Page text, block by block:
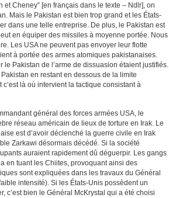
et Cheney” [en français dans le texte – Ndlr], on
Mais le Pakistan est bien trop grand et les États-
dans une telle entreprise. De plus, le Pakistan est
en équiper des missiles à moyenne portée. Nous
Les USA ne peuvent pas envoyer leur flotte
à portée des armes atomiques pakistanaises.
le Pakistan de l’arme de dissuasion étaient justifiés.
en restant en dessous de la limite
là où intervient la tactique consistant à
général des forces armées USA, le
réseau américain de lieux de torture en Irak. Le
est d’avoir déclenché la guerre civile en Irak
Zarkawi désormais décédé. Si la société
auraient rapidement dû déguerpir. Les gangs
en tuant les Chiites, provoquant ainsi des
sont expliquées dans les travaux du Général
intensité). Si les États-Unis possèdent un
c’est bien le Général McKrystal qui a été choisi